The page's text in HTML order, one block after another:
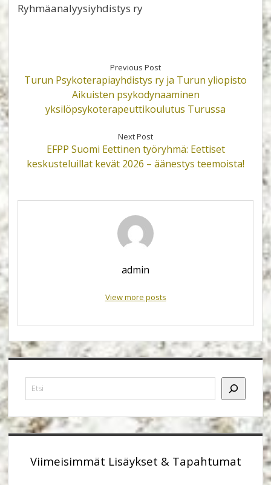
Ryhmäanalyysiyhdistys ry
Previous Post
Turun Psykoterapiayhdistys ry ja Turun yliopisto
Aikuisten psykodynaaminen
yksilöpsykoterapeuttikoulutus Turussa
Next Post
EFPP Suomi Eettinen työryhmä: Eettiset
keskusteluillat kevät 2026 – äänestys teemoista!
admin
View more posts
Viimeisimmät Lisäykset & Tapahtumat